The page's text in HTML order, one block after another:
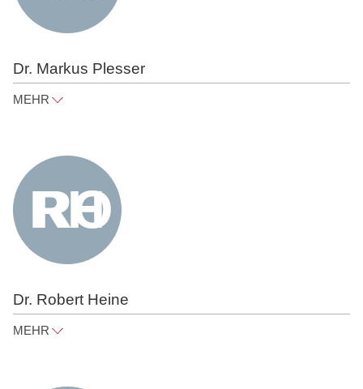
Dr. Markus Plesser
MEHR
Tel +49 30 818 550 304
Dr. Robert Heine
MEHR